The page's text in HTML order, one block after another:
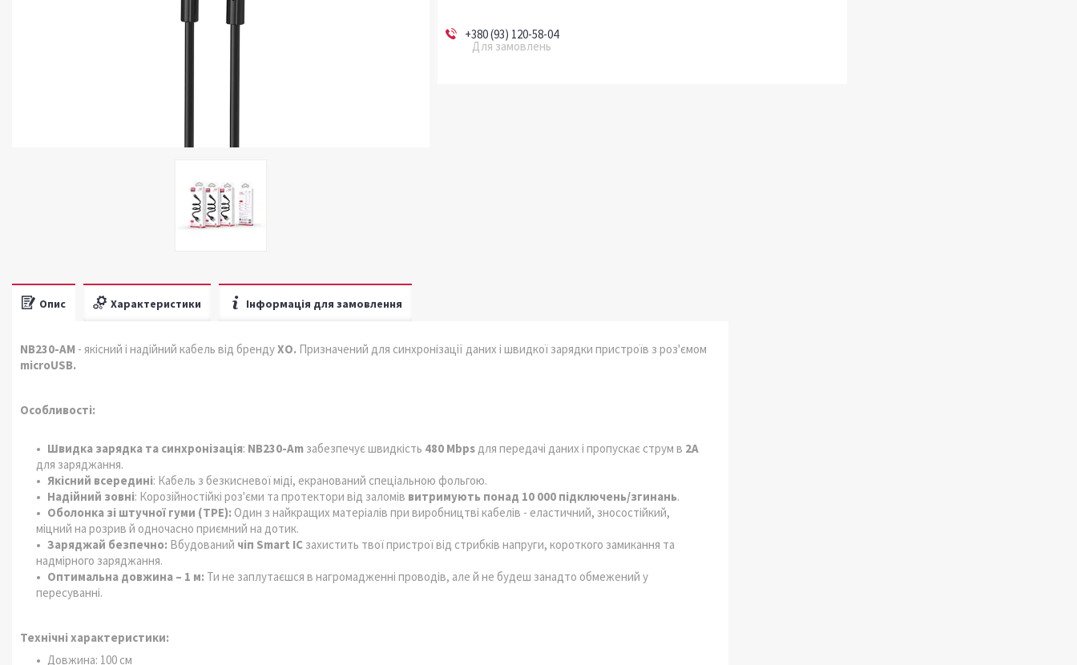
+380 (93) 120-58-04
Для замовлень
Опис Характеристики Інформація для замовлення
NB230-AM - якісний і надійний кабель від брендуХО. Призначений для синхронізації даних і швидкої зарядки пристроїв з роз'ємом
microUSB.
Особливості:
Швидка зарядка та синхронізація: NB230-Am забезпечує швидкість 480 Mbpsдля передачі даних і пропускає струм в 2А
для заряджання.
Якісний всередині: Кабель з безкисневої міді, екранований спеціальною фольгою.
Надійний зовні: Корозійностійкі роз'єми та протектори від заломів витримують понад 10 000 підключень/згинань.
Оболонка зі штучної гуми (TPE): Один з найкращих матеріалів при виробництві кабелів - еластичний, зносостійкий,
міцний на розрив й одночасно приємний на дотик.
Заряджай безпечно: Вбудований чіп Smart IC захистить твої пристрої від стрибків напруги, короткого замикання та
надмірного заряджання.
Оптимальна довжина – 1 м: Ти не заплутаєшся в нагромадженні проводів, але й не будеш занадто обмежений у
пересуванні.
Технічні характеристики:
Довжина: 100 см